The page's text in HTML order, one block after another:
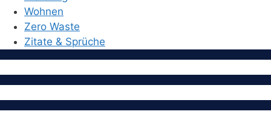
Wohnen
Zero Waste
Zitate & Sprüche